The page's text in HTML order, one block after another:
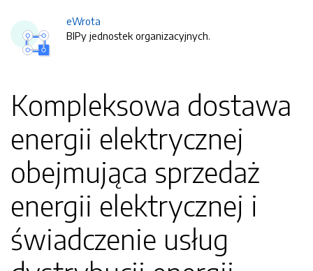
eWrota
BIPy jednostek organizacyjnych.
Kompleksowa dostawa
energii elektrycznej
obejmująca sprzedaż
energii elektrycznej i
świadczenie usług